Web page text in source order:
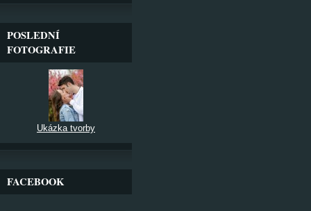
POSLEDNÍ
FOTOGRAFIE
Ukázka tvorby
FACEBOOK